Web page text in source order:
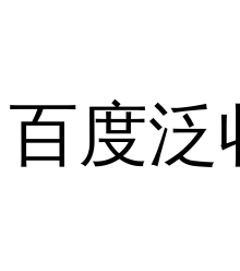
百度泛